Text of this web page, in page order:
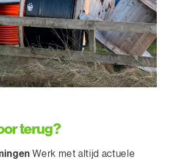
terug?
Werk met altijd actuele